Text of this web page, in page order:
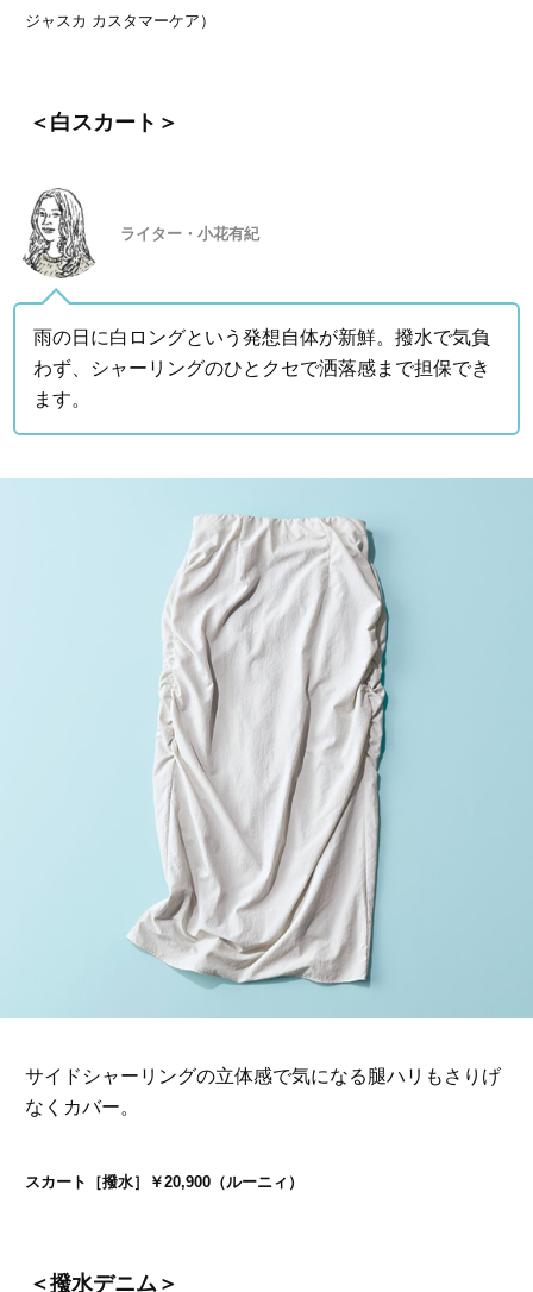
ジャスカ カスタマーケア）
＜白スカート＞
ライター・小花有紀
雨の日に白ロングという発想自体が新鮮。撥水で気負
わず、シャーリングのひとクセで洒落感まで担保でき
ます。
サイドシャーリングの立体感で気になる腿ハリもさりげ
なくカバー。
スカート［撥水］￥20,900（ルーニィ）
＜撥水デニム＞